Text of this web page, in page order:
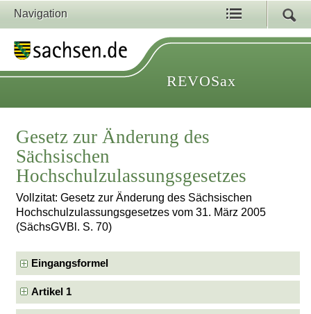
Navigation
REVOSax
Gesetz zur Änderung des
Sächsischen
Hochschulzulassungsgesetzes
Vollzitat: Gesetz zur Änderung des Sächsischen
Hochschulzulassungsgesetzes vom 31. März 2005
(SächsGVBl. S. 70)
Eingangsformel
Artikel 1